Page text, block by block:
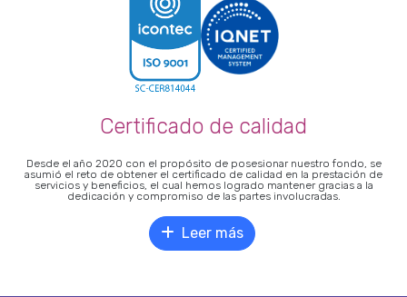
Certificado de calidad
Desde el año 2020 con el propósito de posesionar nuestro fondo, se
asumió el reto de obtener el certificado de calidad en la prestación de
servicios y beneficios, el cual hemos logrado mantener gracias a la
dedicación y compromiso de las partes involucradas.
Leer más